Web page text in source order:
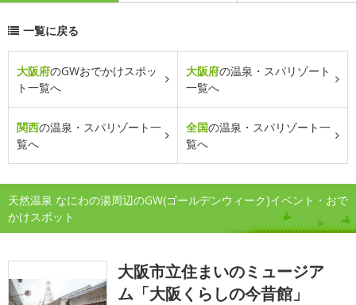
一覧に戻る
大阪府のGWおでかけスポッ
ト一覧へ
大阪府の温泉・スパリゾート
一覧へ
関西の温泉・スパリゾート一
覧へ
全国の温泉・スパリゾート一
覧へ
天然温泉 なにわの湯周辺のGW(ゴールデンウィーク)イベント・おで
かけスポット
大阪市立住まいのミュージア
ム「大阪くらしの今昔館」